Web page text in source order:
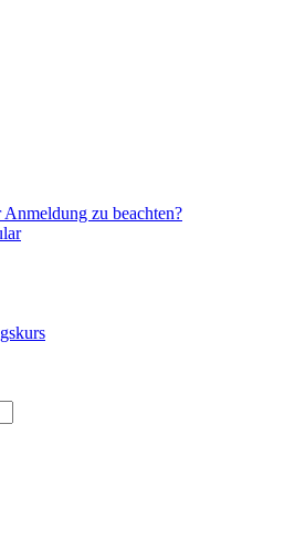
Anmeldung zu beachten?